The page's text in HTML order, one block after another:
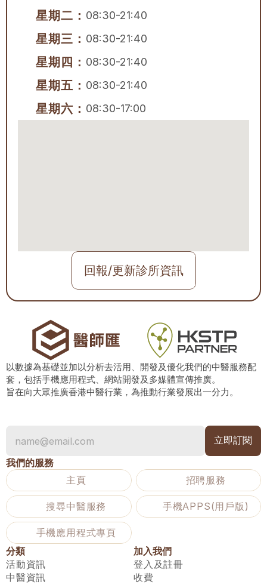
星期二： 08:30-21:40
星期三： 08:30-21:40
星期四： 08:30-21:40
星期五： 08:30-21:40
星期六： 08:30-17:00
回報/更新診所資訊
以數據為基礎並加以分析去活用、開發及優化我們的中醫服務配
套，包括手機應用程式、網站開發及多媒體宣傳推廣。
旨在向大眾推廣香港中醫行業，為推動行業發展出一分力。
我們的服務
主頁
招聘服務
搜尋中醫服務 手機APPS(用戶版)
手機應用程式專頁
分類
活動資訊
中醫資訊
加入我們
登入及註冊
收費